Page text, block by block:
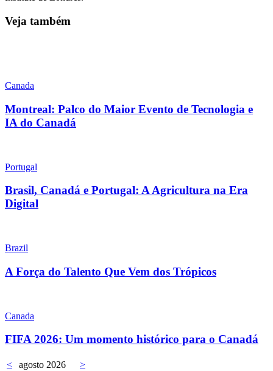
Veja também
Canada
Montreal: Palco do Maior Evento de Tecnologia e
IA do Canadá
Portugal
Brasil, Canadá e Portugal: A Agricultura na Era
Digital
Brazil
A Força do Talento Que Vem dos Trópicos
Canada
FIFA 2026: Um momento histórico para o Canadá
< agosto 2026
>